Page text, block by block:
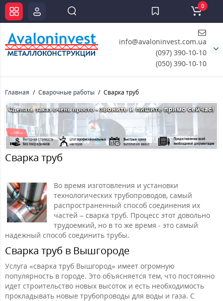
info@avaloninvest.com.ua
(097) 390-10-10
(050) 390-10-10
0
Главная Сварочные работы Сварка труб
Сварка труб
Во время изготовления и установки
технологических трубопроводов, самый
распространенный способ соединения их
частей – сварка труб. Процесс этот довольно
трудоемкий, но в то же время - это самый
надежный способ соединить трубы.
Сварка труб в Вышгороде
Услуга «сварка труб Вышгород» имеет огромную
популярность в городе. Это объясняется тем, что постоянно
идет строительство новых высоток и есть необходимость
прокладывать новые трубопроводы для воды и газа. С